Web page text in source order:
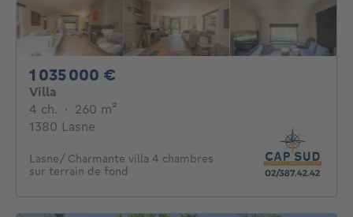
1 035 000 €
Villa
4 ch. 4 chambres
· 260 m²
1380 Lasne
Lasne/ Charmante villa 4 chambres
sur terrain de fond